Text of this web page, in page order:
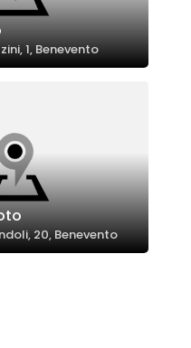
1, Benevento
20, Benevento